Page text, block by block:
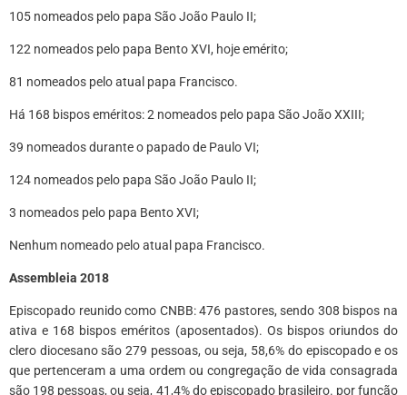
105 nomeados pelo papa São João Paulo II;
122 nomeados pelo papa Bento XVI, hoje emérito;
81 nomeados pelo atual papa Francisco.
Há 168 bispos eméritos: 2 nomeados pelo papa São João XXIII;
39 nomeados durante o papado de Paulo VI;
124 nomeados pelo papa São João Paulo II;
3 nomeados pelo papa Bento XVI;
Nenhum nomeado pelo atual papa Francisco.
Assembleia 2018
Episcopado reunido como CNBB: 476 pastores, sendo 308 bispos na
ativa e 168 bispos eméritos (aposentados). Os bispos oriundos do
clero diocesano são 279 pessoas, ou seja, 58,6% do episcopado e os
que pertenceram a uma ordem ou congregação de vida consagrada
são 198 pessoas, ou seja, 41,4% do episcopado brasileiro. por função